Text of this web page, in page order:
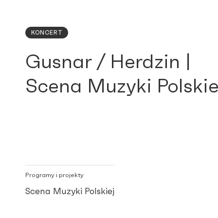
KONCERT
Gusnar / Herdzin |
Scena Muzyki
Programy i projekty
Scena Muzyki Polskiej